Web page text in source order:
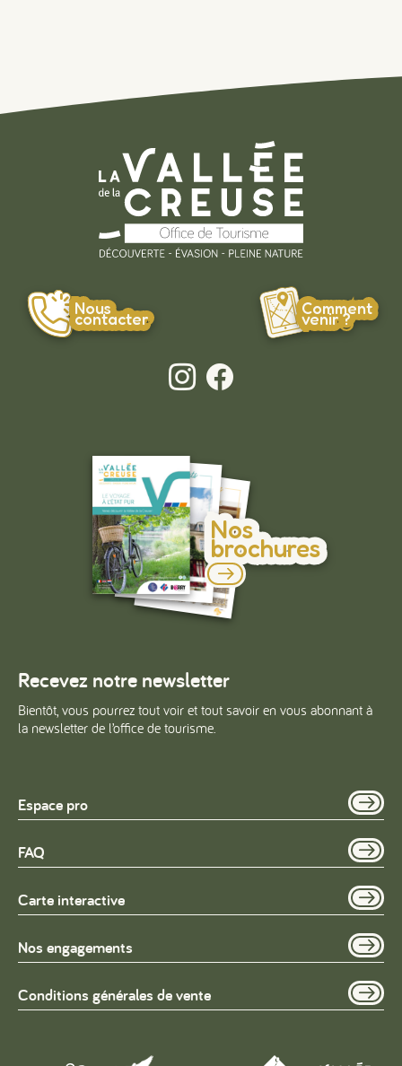
Nous
contacter
Comment
venir ?
Nos
brochures
Recevez notre newsletter
Bientôt, vous pourrez tout voir et tout savoir en vous abonnant à
la newsletter de l’office de tourisme.
Espace pro
FAQ
Carte interactive
Nos engagements
Conditions générales de vente